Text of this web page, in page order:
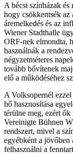
A bécsi színházak
hogy csökkentsék az
áremelkedés és az
Wiener Stadthalle
ORF-nek elmondta,
használnák a
négyzetméteres
tovább bővítenek
elő a működéséhez
A Volksopernél
hő hasznosítása
térülne meg, ezért
Vereinigte Bühnen
rendszert, mivel a
egyébként a jövőben
felhasználni a